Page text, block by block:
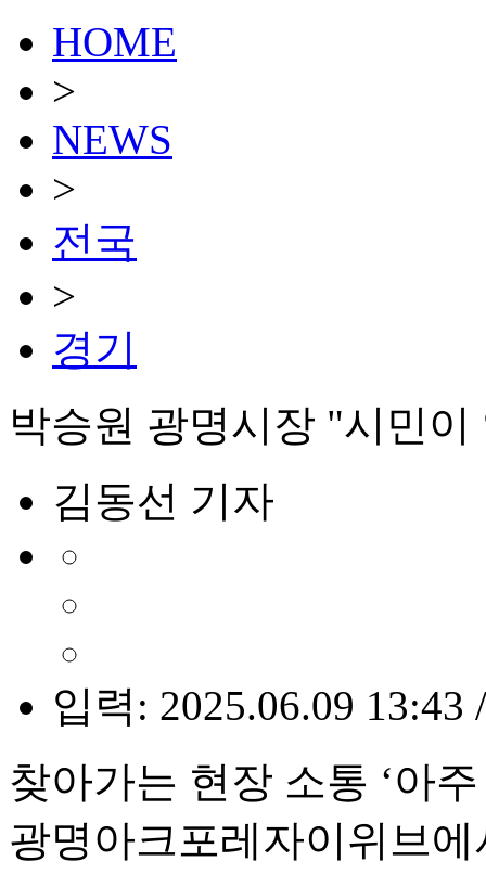
HOME
>
NEWS
>
전국
>
경기
박승원 광명시장 "시민
김동선 기자
입력: 2025.06.09 13:43
찾아가는 현장 소통 ‘아
광명아크포레자이위브